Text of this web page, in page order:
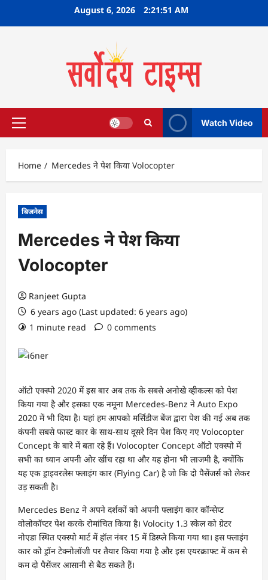
August 6, 2026 2:21:52 AM
Primary
Watch Video
Home Mercedes ने पेश किया Volocopter
बिजनेस
Mercedes ने पेश किया
Volocopter
Ranjeet Gupta
6 years ago (Last updated: 6 years ago)
1 minute read
0 comments
ऑटो एक्स्पो 2020 में इस बार अब तक के सबसे अनोखे व्हीकल्स को पेश
किया गया है और इसका एक नमूना Mercedes-Benz ने Auto Expo
2020 में भी दिया है। यहां हम आपको मर्सिडीज बेंज द्वारा पेश की गई अब तक
कंपनी सबसे फास्ट कार के साथ-साथ दूसरे दिन पेश किए गए Volocopter
Concept के बारे में बता रहे हैं। Volocopter Concept ऑटो एक्स्पो में
सभी का ध्यान अपनी ओर खींच रहा था और यह होना भी लाजमी है, क्योंकि
यह एक ड्राइवरलेस फ्लाइंग कार (Flying Car) है जो कि दो पैसेंजर्स को लेकर
उड़ सकती है।
Mercedes Benz ने अपने दर्शकों को अपनी फ्लाइंग कार कॉन्सेप्ट
वोलोकॉप्टर पेश करके रोमांचित किया है। Volocity 1.3 स्केल को ग्रेटर
नोएडा स्थित एक्स्पो मार्ट में हॉल नंबर 15 में डिस्प्ले किया गया था। इस फ्लाइंग
कार को ड्रॉन टेक्नोलॉजी पर तैयार किया गया है और इस एयरक्राफ्ट में कम से
कम दो पैसेंजर आसानी से बैठ सकते हैं।